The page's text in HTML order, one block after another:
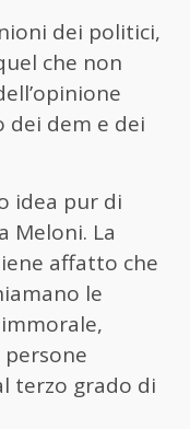
dei politici,
che non
dei dem e dei
idea pur di
Meloni. La
affatto che
le
terzo grado di